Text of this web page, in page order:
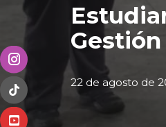
22 de agosto de